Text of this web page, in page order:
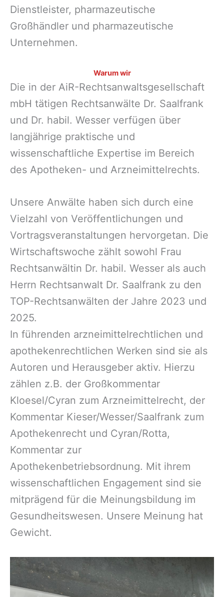
Dienstleister, pharmazeutische
Großhändler und pharmazeutische
Unternehmen.
Warum wir
Die in der AiR-Rechtsanwaltsgesellschaft
mbH tätigen Rechtsanwälte Dr. Saalfrank
und Dr. habil. Wesser verfügen über
langjährige praktische und
wissenschaftliche Expertise im Bereich
des Apotheken- und Arzneimittelrechts.
Unsere Anwälte haben sich durch eine
Vielzahl von Veröffentlichungen und
Vortragsveranstaltungen hervorgetan. Die
Wirtschaftswoche zählt sowohl Frau
Rechtsanwältin Dr. habil. Wesser als auch
Herrn Rechtsanwalt Dr. Saalfrank zu den
TOP-Rechtsanwälten der Jahre 2023 und
2025.
In führenden arzneimittelrechtlichen und
apothekenrechtlichen Werken sind sie als
Autoren und Herausgeber aktiv. Hierzu
zählen z.B. der Großkommentar
Kloesel/Cyran zum Arzneimittelrecht, der
Kommentar Kieser/Wesser/Saalfrank zum
Apothekenrecht und Cyran/Rotta,
Kommentar zur
Apothekenbetriebsordnung. Mit ihrem
wissenschaftlichen Engagement sind sie
mitprägend für die Meinungsbildung im
Gesundheitswesen. Unsere Meinung hat
Gewicht.